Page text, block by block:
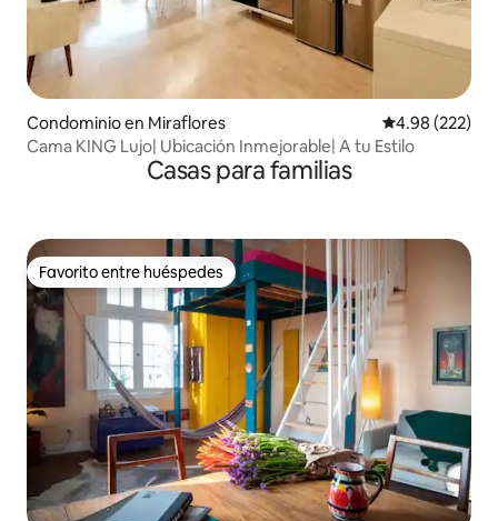
Condominio en Miraflores Calificación
4.98 (222)
Cama KING Lujo| Ubicación Inmejorable| A tu Estilo
Casas para familias
Favorito entre huéspedes
Favorito entre huéspedes